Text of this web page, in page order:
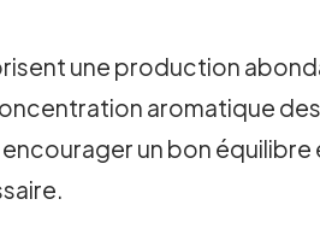
une production
aromatique
un bon